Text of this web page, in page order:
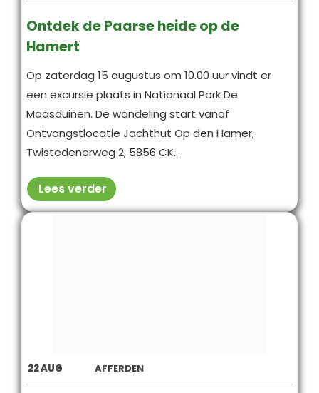
Ontdek de Paarse heide op de
Hamert
Op zaterdag 15 augustus om 10.00 uur vindt er
een excursie plaats in Nationaal Park De
Maasduinen. De wandeling start vanaf
Ontvangstlocatie Jachthut Op den Hamer,
Twistedenerweg 2, 5856 CK...
Lees verder
22AUG AFFERDEN